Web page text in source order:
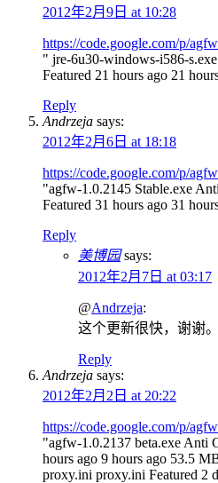
2012年2月9日 at 10:28
https://code.google.com/p/
" jre-6u30-windows-i586-
Featured 21 hours ago 21
Reply
Andrzeja says:
2012年2月6日 at 18:18
https://code.google.com/p/
"agfw-1.0.2145 Stable.exe
Featured 31 hours ago 31
Reply
美博园 says:
2012年2月7日 at 03:17
@Andrzeja:
这个更新很快，谢谢。
Reply
Andrzeja says:
2012年2月2日 at 20:22
https://code.google.com/p/
"agfw-1.0.2137 beta.exe Anti
hours ago 9 hours ago 53.5
proxy.ini proxy.ini Featured 2